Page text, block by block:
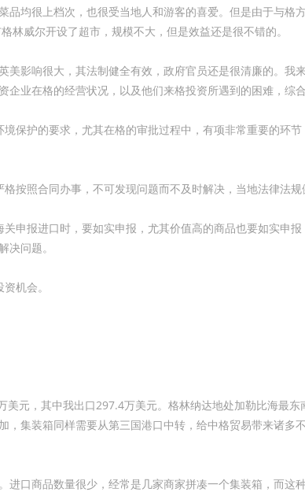
格林纳达货币 投资入籍常见问题
品均很上档次，也很受当地人和游客的喜爱。但是由于与格
林威尔开设了超市，规模不大，但是效益还是很不错的。
美影响很大，其法制健全有效，政府官员还是很清廉的。我
企业在格的经营状况，以及他们来格投资所遇到的困难，综
境保护的要求，尤其在格的审批过程中，有项非常重要的环
按照合同办事，不可发现问题而不及时解决，当地法律法规
关申报进口时，要如实申报，尤其价值高的商品也要如实申
决问题。
机会。
元，其中我出口297.4万美元。格林纳达地处加勒比海最
，集装箱同样需要从第三国港口中转，给中格贸易带来诸多
口商品数量很少，经常是几家商家拼凑一个集装箱，而这